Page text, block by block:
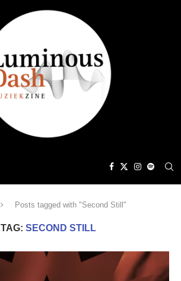
Posts tagged with "Second Still"
TAG: SECOND STILL